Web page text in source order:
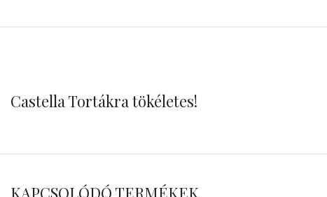
Castella Tortákra tökéletes!
KAPCSOLÓDÓ TERMÉKEK